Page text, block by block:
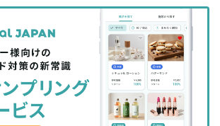
記
事
を
シ
ェ
な
ッ
ク
マ
記
事
を
購
読
マ
ガ
登
録
す